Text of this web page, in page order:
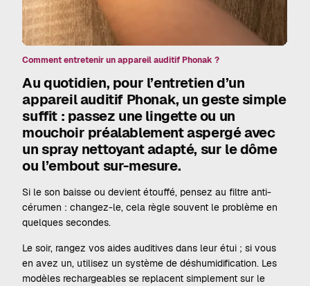
Comment entretenir un appareil auditif Phonak ?
Au quotidien, pour l’entretien d’un
appareil auditif Phonak, un geste simple
suffit : passez une lingette ou un
mouchoir préalablement aspergé avec
un spray nettoyant adapté, sur le dôme
ou l’embout sur-mesure.
Si le son baisse ou devient étouffé, pensez au filtre anti-
cérumen : changez-le, cela règle souvent le problème en
quelques secondes.
Le soir, rangez vos aides auditives dans leur étui ; si vous
en avez un, utilisez un système de déshumidification. Les
modèles rechargeables se replacent simplement sur le